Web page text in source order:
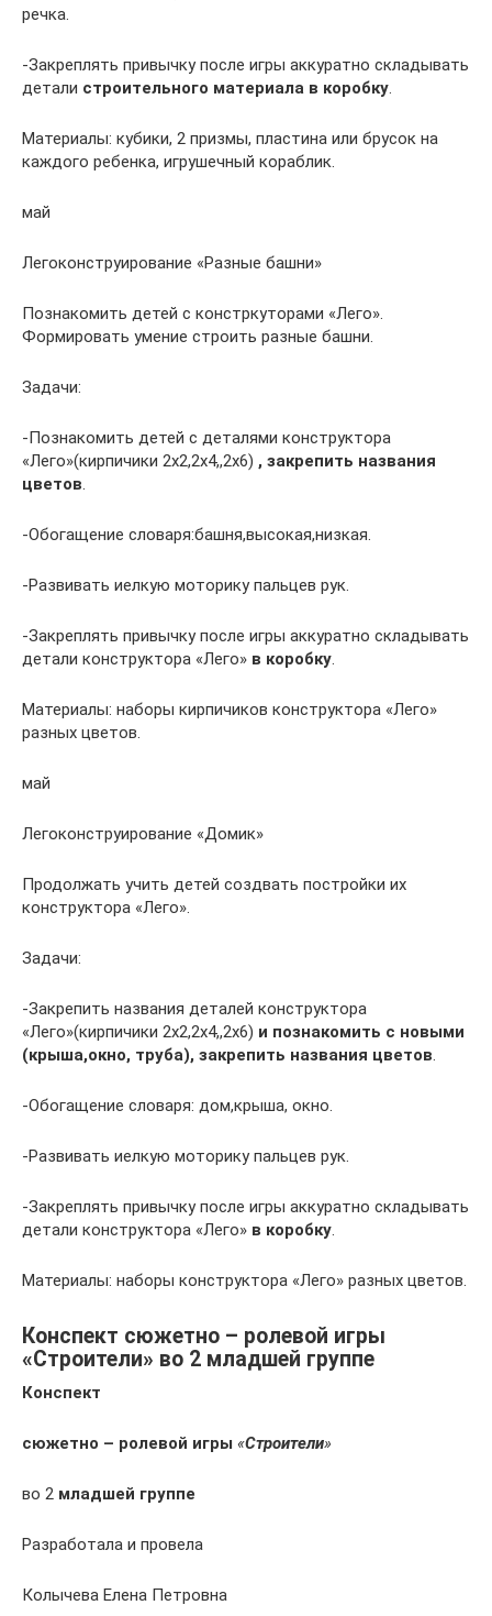
речка.
-Закреплять привычку после игры аккуратно складывать
детали строительного материала в коробку.
Материалы: кубики, 2 призмы, пластина или брусок на
каждого ребенка, игрушечный кораблик.
май
Легоконструирование «Разные башни»
Познакомить детей с констркуторами «Лего».
Формировать умение строить разные башни.
Задачи:
-Познакомить детей с деталями конструктора
«Лего»(кирпичики 2х2,2х4,,2х6) , закрепить названия
цветов.
-Обогащение словаря:башня,высокая,низкая.
-Развивать иелкую моторику пальцев рук.
-Закреплять привычку после игры аккуратно складывать
детали конструктора «Лего» в коробку.
Материалы: наборы кирпичиков конструктора «Лего»
разных цветов.
май
Легоконструирование «Домик»
Продолжать учить детей создвать постройки их
конструктора «Лего».
Задачи:
-Закрепить названия деталей конструктора
«Лего»(кирпичики 2х2,2х4,,2х6) и познакомить с новыми
(крыша,окно, труба), закрепить названия цветов.
-Обогащение словаря: дом,крыша, окно.
-Развивать иелкую моторику пальцев рук.
-Закреплять привычку после игры аккуратно складывать
детали конструктора «Лего» в коробку.
Материалы: наборы конструктора «Лего» разных цветов.
Конспект сюжетно – ролевой игры
«Строители» во 2 младшей группе
Конспект
сюжетно – ролевой игры «Строители»
во 2 младшей группе
Разработала и провела
Колычева Елена Петровна